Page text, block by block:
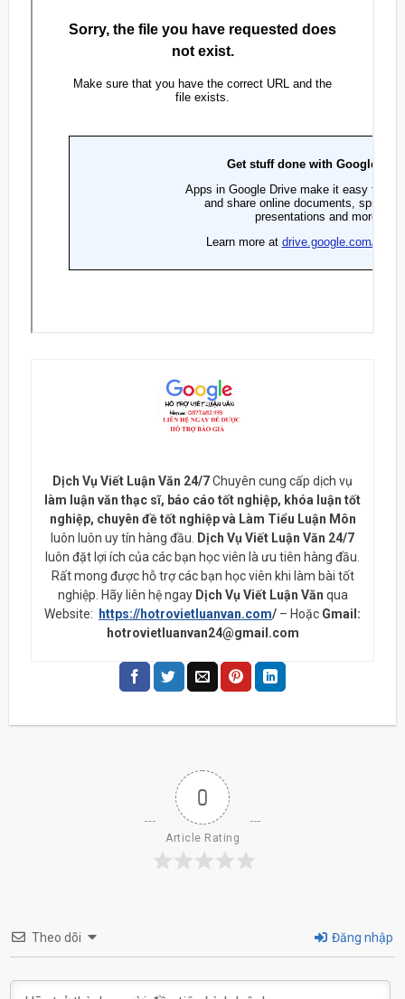
Dịch Vụ Viết Luận Văn 24/7Chuyên cung cấp dịch vụ
làm luận văn thạc sĩ, báo cáo tốt nghiệp, khóa luận tốt
nghiệp, chuyên đề tốt nghiệp và Làm Tiểu Luận Môn
luôn luôn uy tín hàng đầu. Dịch Vụ Viết Luận Văn 24/7
luôn đặt lợi ích của các bạn học viên là ưu tiên hàng đầu.
Rất mong được hỗ trợ các bạn học viên khi làm bài tốt
nghiệp. Hãy liên hệ ngay Dịch Vụ Viết Luận Văn qua
Website:
https://hotrovietluanvan.com/ – Hoặc Gmail:
hotrovietluanvan24@gmail.com
0
Article Rating
Theo dõi Đăng nhập